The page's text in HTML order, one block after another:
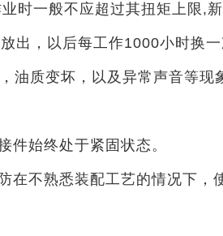
时一般不应超过其扭矩上限,
出，以后每工作1000小时换一
油质变坏，以及异常声音等现
件始终处于紧固状态。
在不熟悉装配工艺的情况下，